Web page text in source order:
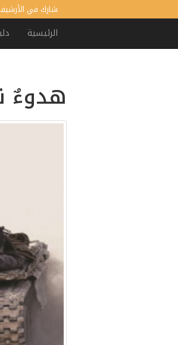
شارك في
الرئيسية
هدوءٌ